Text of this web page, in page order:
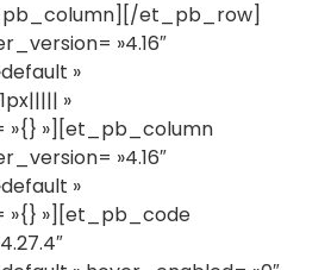
et_pb_row]
»4.16″
»
»
»{} »][et_pb_column
»4.16″
»
»{} »][et_pb_code